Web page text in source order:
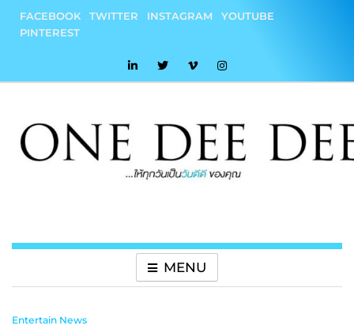
content
FACEBOOK TWITTER INSTAGRAM
YOUTUBE
PINTEREST
MENU
Entertain News